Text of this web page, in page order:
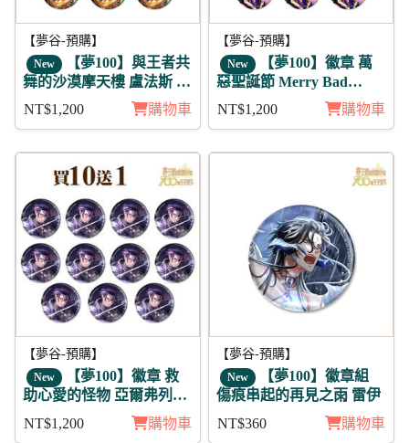
【夢谷-預購】
New 【夢100】與王者共
舞的沙漠摩天樓 盧法斯 日
覺 徽章11入組
NT$1,200 購物車
【夢谷-預購】
New 【夢100】徽章 萬
惡聖誕節 Merry Bad
Christmas 威爾 11入
NT$1,200 購物車
【夢谷-預購】
New 【夢100】徽章 救
助心愛的怪物 亞爾弗列德
NT$1,200 購物車
【夢谷-預購】
New 【夢100】徽章組
傷痕串起的再見之雨 雷伊
NT$360
購物車